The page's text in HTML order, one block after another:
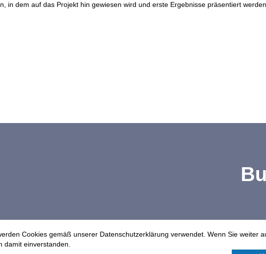
Cookies gemäß unserer Datenschutzerklärung verwendet. Wenn Sie weiter
damit einverstanden.
in dem auf das Projekt hin gewiesen wird und erste Ergebnisse präsentiert